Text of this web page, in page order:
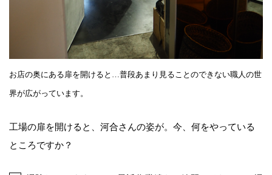
お店の奥にある扉を開けると…普段あまり見ることのできない職人の世
界が広がっています。
工場の扉を開けると、河合さんの姿が。今、何をやっている
ところですか？